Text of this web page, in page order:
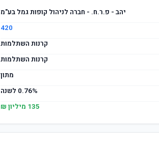
יהב - פ.ר.ח. - חברה לניהול קופות גמל בע"מ
420
קרנות השתלמות
קרנות השתלמות
מתון
0.76% לשנה
135 מיליון ₪